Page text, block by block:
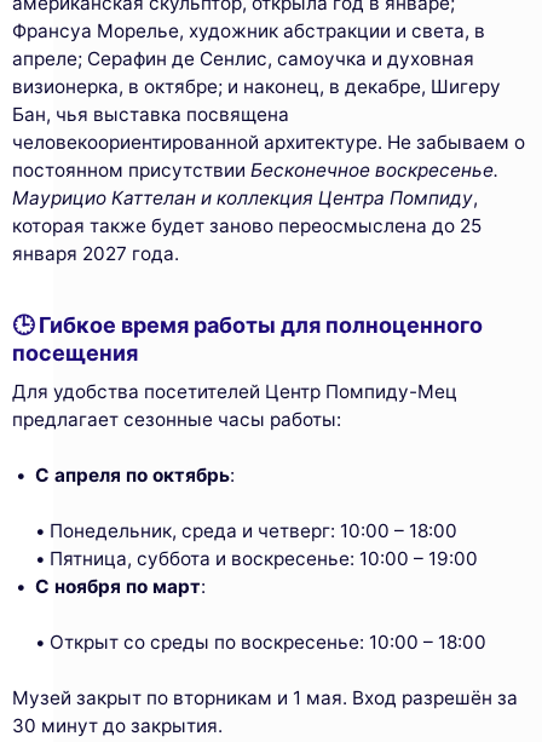
Франсуа Морелье, художник абстракции и света, в
апреле; Серафин де Сенлис, самоучка и духовная
визионерка, в октябре; и наконец, в декабре, Шигеру
Бан, чья выставка посвящена
человекоориентированной архитектуре. Не забываем о
постоянном присутствии Бесконечное воскресенье.
Маурицио Каттелан и коллекция Центра Помпиду,
которая также будет заново переосмыслена до 25
января 2027 года.
🕒 Гибкое время работы для полноценного
посещения
Для удобства посетителей Центр Помпиду-Мец
предлагает сезонные часы работы:
С апреля по октябрь:
Понедельник, среда и четверг: 10:00 – 18:00
Пятница, суббота и воскресенье: 10:00 – 19:00
С ноября по март:
Открыт со среды по воскресенье: 10:00 – 18:00
Музей закрыт по вторникам и 1 мая. Вход разрешён за
30 минут до закрытия.